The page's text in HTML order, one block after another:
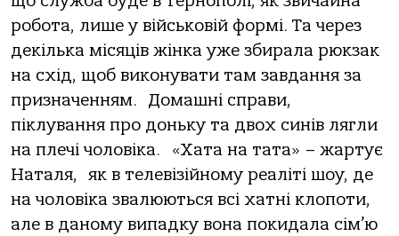
робота, лише у військовій формі. Та через
декілька місяців жінка уже збирала рюкзак
на схід, щоб виконувати там завдання за
призначенням. Домашні справи,
піклування про доньку та двох синів лягли
на плечі чоловіка. «Хата на тата» – жартує
Наталя, як в телевізійному реаліті шоу, де
на чоловіка звалюються всі хатні клопоти,
але в даному випадку вона покидала сім’ю